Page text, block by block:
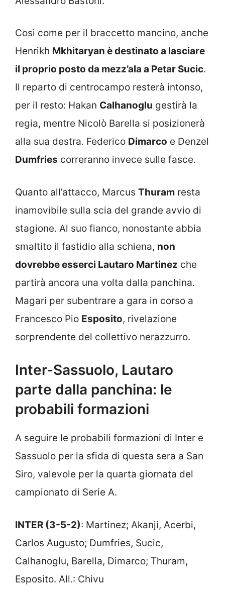
Così come per il braccetto mancino, anche
Henrikh Mkhitaryan è destinato a lasciare
il proprio posto da mezz’ala a Petar Sucic.
Il reparto di centrocampo resterà intonso,
per il resto: Hakan Calhanoglu gestirà la
regia, mentre Nicolò Barella si posizionerà
alla sua destra. Federico Dimarco e Denzel
Dumfries correranno invece sulle fasce.
Quanto all’attacco, Marcus Thuram resta
inamovibile sulla scia del grande avvio di
stagione. Al suo fianco, nonostante abbia
smaltito il fastidio alla schiena, non
dovrebbe esserci Lautaro Martinez che
partirà ancora una volta dalla panchina.
Magari per subentrare a gara in corso a
Francesco Pio Esposito, rivelazione
sorprendente del collettivo nerazzurro.
Inter-Sassuolo, Lautaro
parte dalla panchina: le
probabili formazioni
A seguire le probabili formazioni di Inter e
Sassuolo per la sfida di questa sera a San
Siro, valevole per la quarta giornata del
campionato di Serie A.
INTER (3-5-2): Martinez; Akanji, Acerbi,
Carlos Augusto; Dumfries, Sucic,
Calhanoglu, Barella, Dimarco; Thuram,
Esposito. All.: Chivu